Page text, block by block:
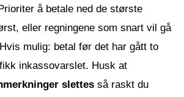
Prioriter å betale ned de største
eller regningene som snart vil gå
mulig: betal før det har gått to
inkassovarslet. Husk at
slettesså raskt du